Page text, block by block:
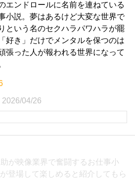
エンドロールに名前を連ねている
小説。夢はあるけど大変な世界で
という名のセクハラパワハラが罷
好き」だけでメンタルを保つのは
張った人が報われる世界になって
2026/04/26
助が映像業界で奮闘するお仕事小
登場して楽しめると紹介してもら